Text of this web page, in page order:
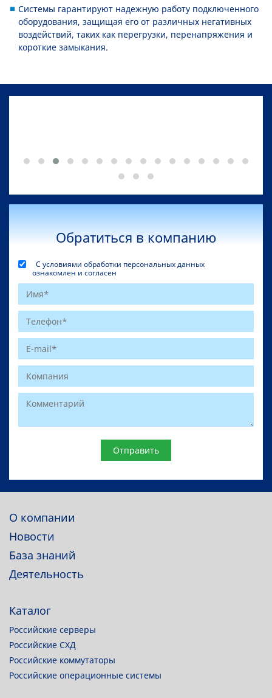
Системы гарантируют надежную работу подключенного
оборудования, защищая его от различных негативных
воздействий, таких как перегрузки, перенапряжения и
короткие замыкания.
Обратиться в компанию
С условиями обработки персональных данных
ознакомлен и согласен
О компании
Новости
База знаний
Деятельность
Каталог
Российские серверы
Российские СХД
Российские коммутаторы
Российские операционные системы